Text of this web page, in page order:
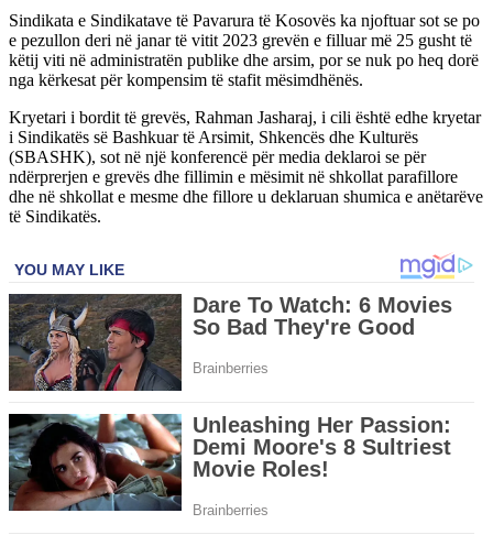
Sindikata e Sindikatave të Pavarura të Kosovës ka njoftuar sot se po
e pezullon deri në janar të vitit 2023 grevën e filluar më 25 gusht të
këtij viti në administratën publike dhe arsim, por se nuk po heq dorë
nga kërkesat për kompensim të stafit mësimdhënës.
Kryetari i bordit të grevës, Rahman Jasharaj, i cili është edhe kryetar
i Sindikatës së Bashkuar të Arsimit, Shkencës dhe Kulturës
(SBASHK), sot në një konferencë për media deklaroi se për
ndërprerjen e grevës dhe fillimin e mësimit në shkollat parafillore
dhe në shkollat e mesme dhe fillore u deklaruan shumica e anëtarëve
të Sindikatës.